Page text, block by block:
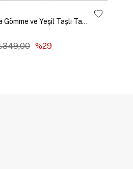
Altın Kaplama Gömme ve Yeşil Taşlı Tasarım Küpe Gümüş
%29